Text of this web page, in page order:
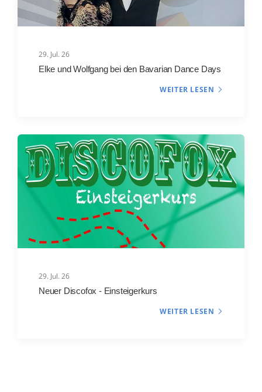
29. Jul. 26
Elke und Wolfgang bei den Bavarian Dance Days
WEITER LESEN
29. Jul. 26
Neuer Discofox - Einsteigerkurs
WEITER LESEN